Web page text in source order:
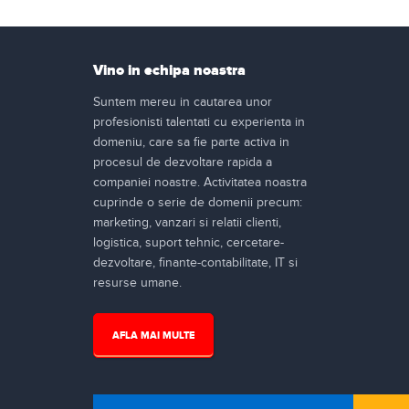
Vino in echipa noastra
Suntem mereu in cautarea unor
profesionisti talentati cu experienta in
domeniu, care sa fie parte activa in
procesul de dezvoltare rapida a
companiei noastre. Activitatea noastra
cuprinde o serie de domenii precum:
marketing, vanzari si relatii clienti,
logistica, suport tehnic, cercetare-
dezvoltare, finante-contabilitate, IT si
resurse umane.
AFLA MAI MULTE